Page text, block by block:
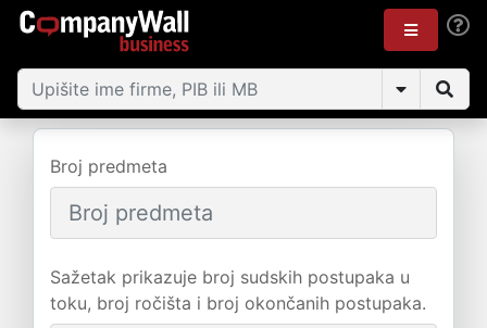
Broj predmeta
Sažetak prikazuje broj sudskih postupaka u
toku, broj ročišta i broj okončanih postupaka.